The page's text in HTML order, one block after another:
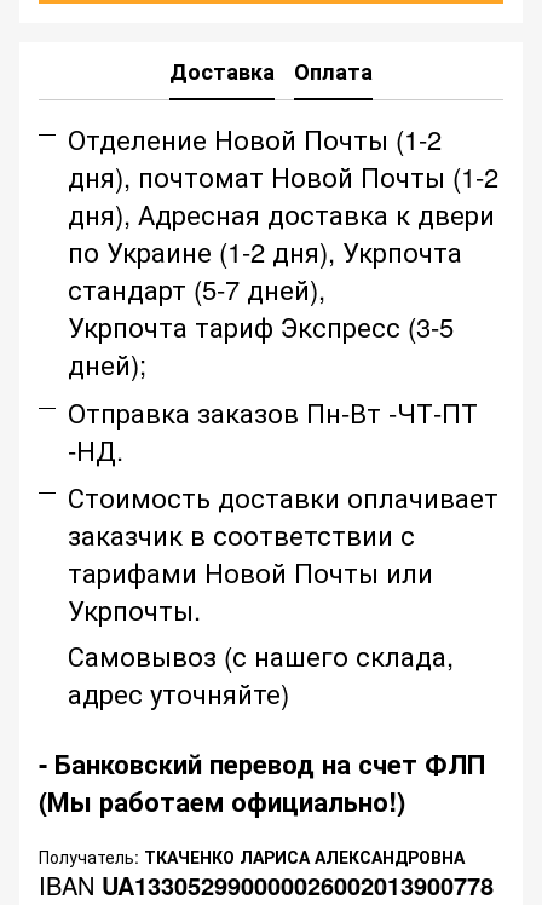
Доставка Оплата
Отделение Новой Почты (1-2
дня), почтомат Новой Почты (1-2
дня), Адресная доставка к двери
по Украине (1-2 дня), Укрпочта
стандарт (5-7 дней),
Укрпочта тариф Экспресс (3-5
дней);
Отправка заказов Пн-Вт -ЧТ-ПТ
-НД.
Стоимость доставки оплачивает
заказчик в соответствии с
тарифами Новой Почты или
Укрпочты.
Самовывоз (с нашего склада,
адрес уточняйте)
- Банковский перевод на счет ФЛП
(Мы работаем официально!)
Получатель: ТКАЧЕНКО ЛАРИСА АЛЕКСАНДРОВНА
IBAN UA133052990000026002013900778